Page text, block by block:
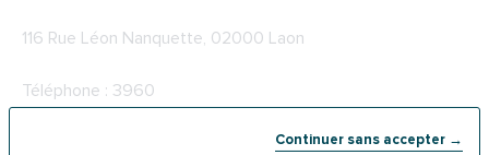
Continuer sans accepter →
116 Rue Léon Nanquette, 02000 Laon
Téléphone : 3960
Les prêts de l’ADIL dans l’Aisne